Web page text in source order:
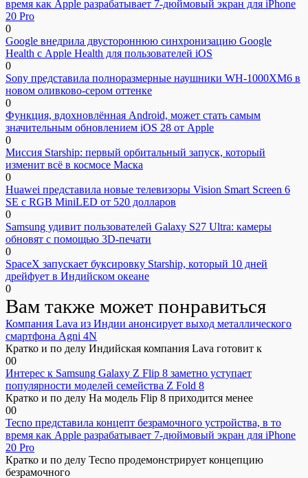
время как Apple разрабатывает 7-дюймовый экран для iPhone
20 Pro
0
Google внедрила двустороннюю синхронизацию Google
Health с Apple Health для пользователей iOS
0
Sony представила полноразмерные наушники WH-1000XM6 в
новом оливково-сером оттенке
0
Функция, вдохновлённая Android, может стать самым
значительным обновлением iOS 28 от Apple
0
Миссия Starship: первый орбитальный запуск, который
изменит всё в космосе Маска
0
Huawei представила новые телевизоры Vision Smart Screen 6
SE с RGB MiniLED от 520 долларов
0
Samsung удивит пользователей Galaxy S27 Ultra: камеры
обновят с помощью 3D-печати
0
SpaceX запускает буксировку Starship, который 10 дней
дрейфует в Индийском океане
0
Вам также может понравиться
Компания Lava из Индии анонсирует выход металлического
смартфона Agni 4N
Кратко и по делу Индийская компания Lava готовит к
00
Интерес к Samsung Galaxy Z Flip 8 заметно уступает
популярности моделей семейства Z Fold 8
Кратко и по делу На модель Flip 8 приходится менее
00
Tecno представила концепт безрамочного устройства, в то
время как Apple разрабатывает 7-дюймовый экран для iPhone
20 Pro
Кратко и по делу Tecno продемонстрирует концепцию
безрамочного